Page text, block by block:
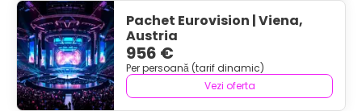
Pachet Eurovision | Viena,
Austria
956 €
Per persoană (tarif dinamic)
Vezi oferta